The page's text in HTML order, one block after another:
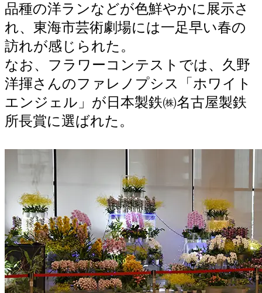
品種の洋ランなどが色鮮やかに展示さ
れ、東海市芸術劇場には一足早い春の
訪れが感じられた。
なお、フラワーコンテストでは、久野
洋揮さんのファレノプシス「ホワイト
エンジェル」が日本製鉄㈱名古屋製鉄
所長賞に選ばれた。